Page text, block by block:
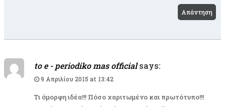
Απάντηση
to e - periodiko mas official says:
9 Απριλίου 2015 at 13:42
Τι όμορφη ιδέα!!! Πόσο χαριτωμένο και πρωτότυπο!!!